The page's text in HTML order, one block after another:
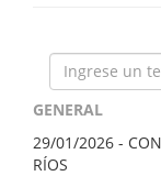
GENERAL
29/01/2026 -
RÍOS